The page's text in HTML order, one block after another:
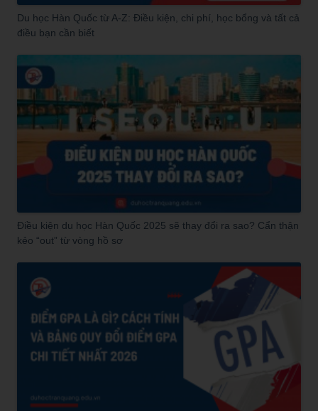
Du học Hàn Quốc từ A-Z: Điều kiện, chi phí, học bổng và tất cả
điều bạn cần biết
Điều kiện du học Hàn Quốc 2025 sẽ thay đổi ra sao? Cẩn thận
kẻo “out” từ vòng hồ sơ